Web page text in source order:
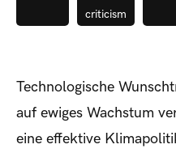
criticism
Technologische
auf ewiges Wachstum
eine effektive